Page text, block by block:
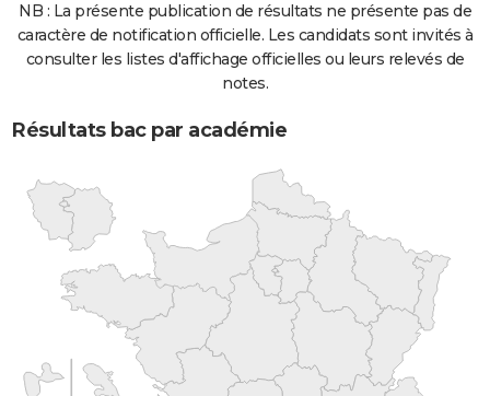
NB : La présente publication de résultats ne présente pas de
caractère de notification officielle. Les candidats sont invités à
consulter les listes d'affichage officielles ou leurs relevés de
notes.
Résultats bac par académie